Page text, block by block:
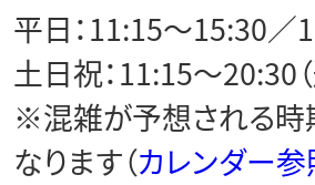
平日：11:15～15:30／
土日祝：11:15～20:30
※混雑が予想される時
なります（カレンダー